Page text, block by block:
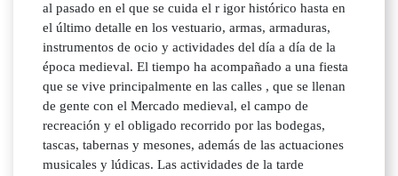
al pasado en el que se cuida el r igor histórico hasta en
el último detalle en los vestuario, armas, armaduras,
instrumentos de ocio y actividades del día a día de la
época medieval. El tiempo ha acompañado a una fiesta
que se vive principalmente en las calles , que se llenan
de gente con el Mercado medieval, el campo de
recreación y el obligado recorrido por las bodegas,
tascas, tabernas y mesones, además de las actuaciones
musicales y lúdicas. Las actividades de la tarde